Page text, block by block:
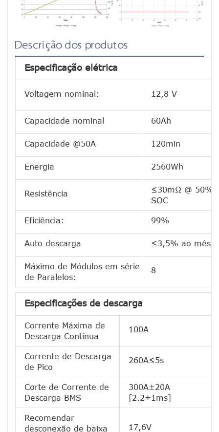
Descrição dos produtos
Especificação elétrica
Voltagem nominal: 12,8 V
Capacidade nominal 60Ah
Capacidade @50A 120min
Energia 2560Wh
Resistência
≤30mΩ @ 50%
SOC
Eficiência: 99%
Auto descarga ≤3,5% ao mês
Máximo de Módulos em série
de Paralelos:
8
Especificações de descarga
Corrente Máxima de
Descarga Contínua
100A
Corrente de Descarga
de Pico
260A≤5s
Corte de Corrente de
Descarga BMS
300A±20A
[2.2±1ms]
Recomendar
desconexão de baixa
17,6V